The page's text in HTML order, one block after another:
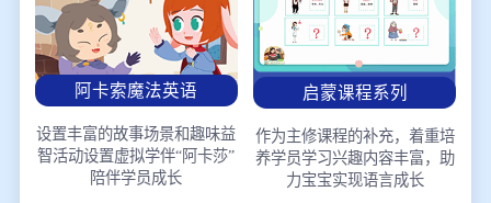
阿卡索魔法英语
设置丰富的故事场景和趣味益
智活动设置虚拟学伴“阿卡莎”
陪伴学员成长
启蒙课程系列
作为主修课程的补充，着重培
养学员学习兴趣内容丰富，助
力宝宝实现语言成长